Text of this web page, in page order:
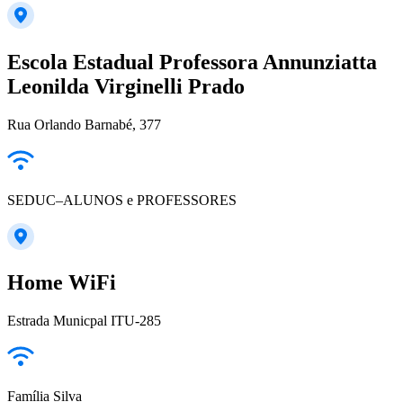
Escola Estadual Professora Annunziatta
Leonilda Virginelli Prado
Rua Orlando Barnabé, 377
SEDUC–ALUNOS e PROFESSORES
Home WiFi
Estrada Municpal ITU-285
Família Silva